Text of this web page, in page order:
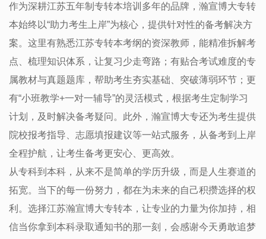
作为深耕江苏五年制专转本培训多年的品牌，瀚宣博大专转
本始终以“助力考生上岸”为核心，提供针对性的备考解决方
案。这里有熟悉江苏专转本考纲的资深教师，能精准拆解考
点、梳理知识体系，让复习少走弯路；有贴合考试难度的专
属教材与真题题库，帮助考生夯实基础、突破薄弱环节；更
有“小班教学+一对一辅导”的灵活模式，根据考生定制学习
计划，及时解决备考疑问。此外，瀚宣博大专还为考生提供
院校报考指导、志愿填报建议等一站式服务，从备考到上岸
全程护航，让考生备考更安心、更高效。
从专科到本科，从来不是简单的学历升级，而是人生赛道的
拓宽。当下的每一份努力，都在为未来的自己积攒选择的权
利。选择江苏瀚宣博大专转本，让专业的力量为你加持，相
信当你拿到本科录取通知书的那一刻，会感谢今天勇敢追梦